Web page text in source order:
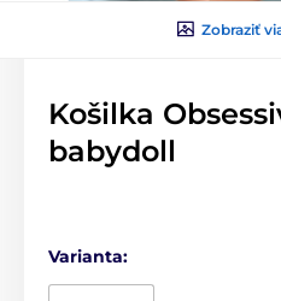
Zobraziť
Košilka
babydoll
Varianta: